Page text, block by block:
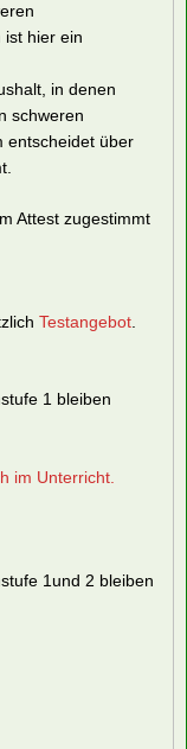
ist hier ein
in denen
schweren
entscheidet über
Attest zugestimmt
Testangebot
1 bleiben
im Unterricht.
1und 2 bleiben